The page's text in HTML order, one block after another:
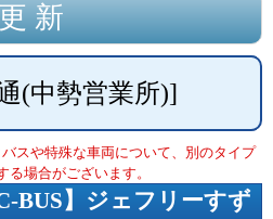
(中勢営業所)]
スや特殊な車両について、別のタイプ
る場合がございます。
C-BUS】ジェフリーすず